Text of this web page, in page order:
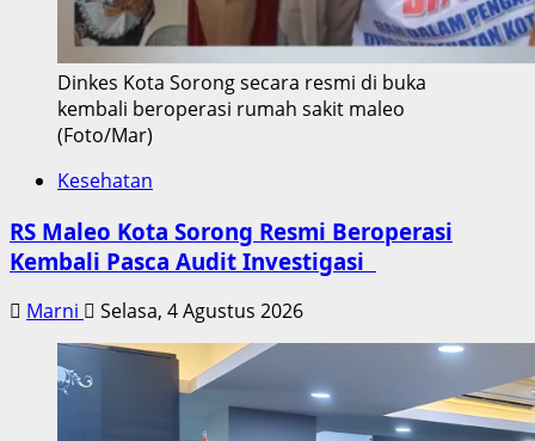
Dinkes Kota Sorong secara resmi di buka
kembali beroperasi rumah sakit maleo
(Foto/Mar)
Kesehatan
RS Maleo Kota Sorong Resmi Beroperasi
Kembali Pasca Audit Investigasi
Marni Selasa, 4 Agustus 2026